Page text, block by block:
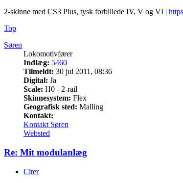
2-skinne med CS3 Plus, tysk forbillede IV, V og VI |
Top
Søren
Lokomotivfører
Indlæg: 5460
Tilmeldt: 30 jul 2011, 08:36
Digital: Ja
Scale: H0 - 2-rail
Skinnesystem: Flex
Geografisk sted: Malling
Kontakt:
Kontakt Søren
Websted
Re: Mit modulanlæg
Citer